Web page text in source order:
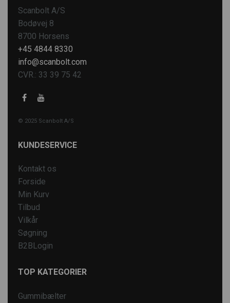
Scanbolt A/S
Bodøvej 8
8700 Horsens
+45 4844 8330
info@scanbolt.com
CVR.: 33 39 75 42
© 2025 Scanbolt A/S
KUNDESERVICE
Kontakt os
Forside
Min Kurv
Tilbud
Vilkår
Søgning
B2BLogin
TOP KATEGORIER
Gummibælter